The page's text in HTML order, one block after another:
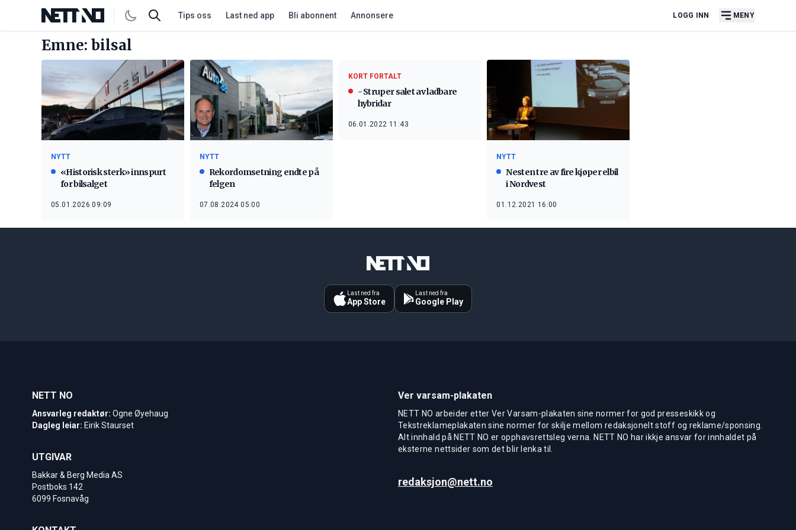
Tips oss Last ned app Bli abonnent Annonsere LOGG INN MENY
Emne: bilsal
NYTT
«Historisk sterk» innspurt
for bilsalget
05.01.2026 09:09
NYTT
Rekordomsetning endte på
felgen
07.08.2024 05:00
KORT FORTALT
- Struper salet av ladbare
hybridar
06.01.2022 11:43
NYTT
Nesten tre av fire kjøper elbil
i Nordvest
01.12.2021 16:00
Last ned fra
App Store
Last ned fra
Google Play
NETT NO
Ansvarleg redaktør: Ogne Øyehaug
Dagleg leiar: Eirik Staurset
UTGIVAR
Bakkar & Berg Media AS
Postboks 142
6099 Fosnavåg
Ver varsam-plakaten
NETT NO arbeider etter Ver Varsam-plakaten sine normer for god presseskikk og
Tekstreklameplakaten sine normer for skilje mellom redaksjonelt stoff og reklame/sponsing.
Alt innhald på NETT NO er opphavsrettsleg verna. NETT NO har ikkje ansvar for innhaldet på
eksterne nettsider som det blir lenka til.
redaksjon@nett.no